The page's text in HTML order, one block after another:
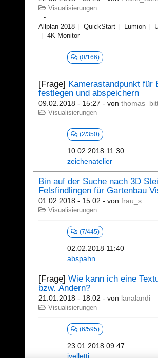
Visualisierungen
Allplan 2018 QuickStart Lumion
4K Monitor
(0/166)
[Frage] Kamerastandpunkt für
festlegen und abspeichern
09.02.2018 - 15:27 - von
Visualisierungen
(2/350)
10.02.2018 11:30
zeichenatelier
Bin auf der Suche nach 3D
Felsfindlingen für Gartenbau
01.02.2018 - 15:02 - von frau_s
Visualisierungen
(7/445)
02.02.2018 11:40
abspahn
[Frage] Wie kann ich eine
bzw. Ändern?
21.01.2018 - 18:02 - von lanalandi
Visualisierungen
(6/595)
23.01.2018 09:47
jvelletti